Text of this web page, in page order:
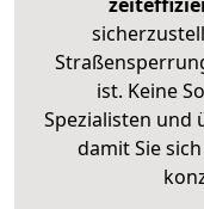
ist. Keine
Spezialisten und
damit Sie